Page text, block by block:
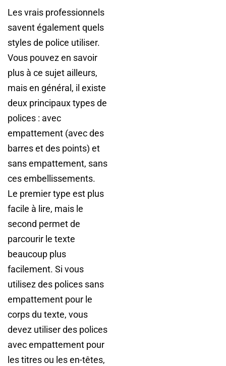
Les vrais professionnels
savent également quels
styles de police utiliser.
Vous pouvez en savoir
plus à ce sujet ailleurs,
mais en général, il existe
deux principaux types de
polices : avec
empattement (avec des
barres et des points) et
sans empattement, sans
ces embellissements.
Le premier type est plus
facile à lire, mais le
second permet de
parcourir le texte
beaucoup plus
facilement. Si vous
utilisez des polices sans
empattement pour le
corps du texte, vous
devez utiliser des polices
avec empattement pour
les titres ou les en-têtes,